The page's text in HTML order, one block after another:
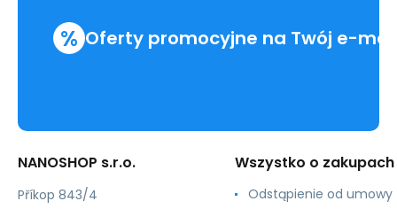
% Oferty promocyjne na Twój e-mail
NANOSHOP s.r.o.
Příkop 843/4
Wszystko o zakupach
Odstąpienie od umowy